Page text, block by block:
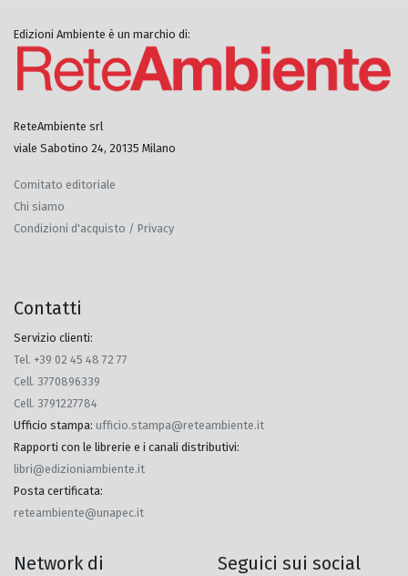
Edizioni Ambiente è un marchio di:
ReteAmbiente srl
viale Sabotino 24, 20135 Milano
Comitato editoriale
Chi siamo
Condizioni d'acquisto / Privacy
Contatti
Servizio clienti:
Tel. +39 02 45 48 72 77
Cell. 3770896339
Cell. 3791227784
Ufficio stampa: ufficio.stampa@reteambiente.it
Rapporti con le librerie e i canali distributivi:
libri@edizioniambiente.it
Posta certificata:
reteambiente@unapec.it
Network di
Seguici sui social